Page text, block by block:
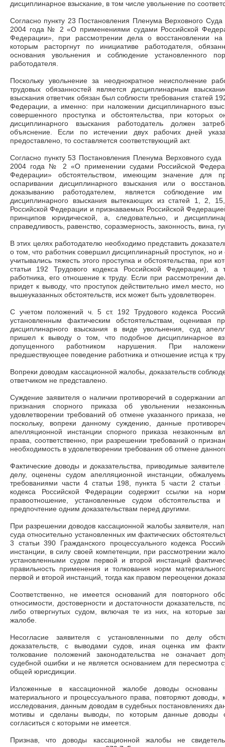
дисциплинарное взыскание, в том числе увольнение по
Согласно пункту 23 Постановления Пленума Верховного
2004 года № 2 «О применениями судами Российской
Федерации», при рассмотрении дела о восстановлении
которым расторгнут по инициативе работодателя,
основания увольнения и соблюдение установленного
работодателя.
Поскольку увольнение за неоднократное неисполнение
трудовых обязанностей является дисциплинарным
взыскания ответчик обязан был соблюсти требования статей
Федерации, а именно: при наложении дисциплинарного
совершенного проступка и обстоятельства, при
дисциплинарного взыскания работодатель должен
объяснение. Если по истечении двух рабочих дней
предоставлено, то составляется соответствующий акт.
Согласно пункту 53 Постановления Пленума Верховного
2004 года № 2 «О применении судами Российской
Федерации» обстоятельством, имеющим значение для
оспаривании дисциплинарного взыскания или о
доказыванию работодателем, является соблюдение
дисциплинарного взыскания вытекающих из статей 1, 2,
Российской Федерации и признаваемых Российской
принципов юридической, а, следовательно, и
справедливость, равенство, соразмерность, законность, вина,
В этих целях работодателю необходимо представить
о том, что работник совершил дисциплинарный проступок, но
учитывались тяжесть этого проступка и обстоятельства, при
статьи 192 Трудового кодекса Российской Федерации), а
работника, его отношение к труду. Если при рассмотрении
придет к выводу, что проступок действительно имел место,
вышеуказанных обстоятельств, иск может быть удовлетворен.
С учетом положений ч. 5 ст. 192 Трудового кодекса
установленным фактическим обстоятельствам, оценивая
дисциплинарного взыскания в виде увольнения, суд
пришел к выводу о том, что подобное дисциплинарное
допущенного работником нарушения. При
предшествующее поведение работника и отношение истца к
Вопреки доводам кассационной жалобы, доказательств
ответчиком не представлено.
Суждение заявителя о наличии противоречий в содержании
признания спорного приказа об увольнении
удовлетворении требований об отмене указанного приказа,
поскольку, вопреки данному суждению, данные
апелляционной инстанции спорного приказа незаконным
права, соответственно, при разрешении требований о
необходимость в удовлетворении требования об отмене
Фактические доводы и доказательства, приводимые
делу, оценены судом апелляционной инстанции,
требованиями части 4 статьи 198, пункта 5 части 2 статьи
кодекса Российской Федерации содержит ссылки на
правоотношение, установленные судом
предпочтение одним доказательствам перед другими.
При разрешении доводов кассационной жалобы заявителя,
суда относительно установленных им фактических
3 статьи 390 Гражданского процессуального кодекса
инстанции, в силу своей компетенции, при рассмотрении
установленными судом первой и второй инстанций
правильность применения и толкования норм
первой и второй инстанций, тогда как правом переоценки
Соответственно, не имеется оснований для повторного
относимости, достоверности и достаточности доказательств,
либо отвергнутых судом, включая те из них, на которые
жалобе.
Несогласие заявителя с установленными по делу
доказательств, с выводами судов, иная оценка им
толкование положений законодательства не означает
судебной ошибки и не является основанием для пересмотра
общей юрисдикции.
Изложенные в кассационной жалобе доводы
материального и процессуального права, повторяют
исследования, данным доводам в судебных постановлениях
мотивы и сделаны выводы, по которым данные доводы
согласиться с которыми не имеется.
Признав, что доводы кассационной жалобы не